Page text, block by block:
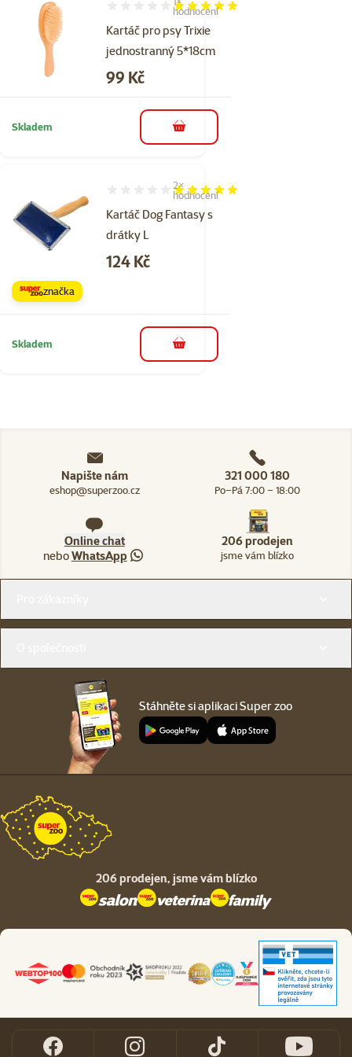
Kartáč pro psy Trixie
jednostranný 5*18cm
Hodnocení 100%, počet hodnocení: 1
hodnocení
Cena
99 Kč
Skladem do košíku
Kartáč Dog Fantasy s
drátky L
Hodnocení 100%, počet hodnocení: 2
2×
hodnocení
Cena
124 Kč
značka
Skladem do košíku
Napište nám
eshop@superzoo.cz
321 000 180
Po–Pá 7:00 – 18:00
Online chat
neboWhatsApp
206 prodejen
jsme vám blízko
Stáhněte si aplikaci Super zoo
206 prodejen, jsme vám blízko